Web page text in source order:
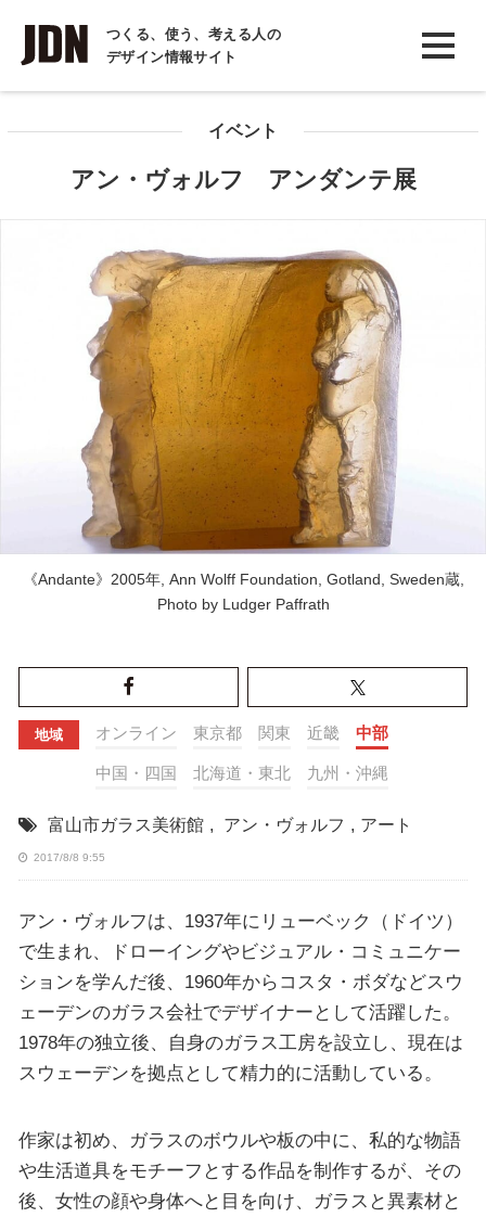
つくる、使う、考える人の
デザイン情報サイト
INTERVIEW
インタビュー
イベント
アン・ヴォルフ アンダンテ展
《Andante》2005年, Ann Wolff Foundation, Gotland, Sweden蔵,
Photo by Ludger Paffrath
地域 オンライン 東京都 関東 近畿 中部
中国・四国 北海道・東北 九州・沖縄
富山市ガラス美術館 , アン・ヴォルフ , アート
2017/8/8 9:55
アン・ヴォルフは、1937年にリューベック（ドイツ）
で生まれ、ドローイングやビジュアル・コミュニケー
ションを学んだ後、1960年からコスタ・ボダなどスウ
ェーデンのガラス会社でデザイナーとして活躍した。
1978年の独立後、自身のガラス工房を設立し、現在は
スウェーデンを拠点として精力的に活動している。
作家は初め、ガラスのボウルや板の中に、私的な物語
や生活道具をモチーフとする作品を制作するが、その
後、女性の顔や身体へと目を向け、ガラスと異素材と